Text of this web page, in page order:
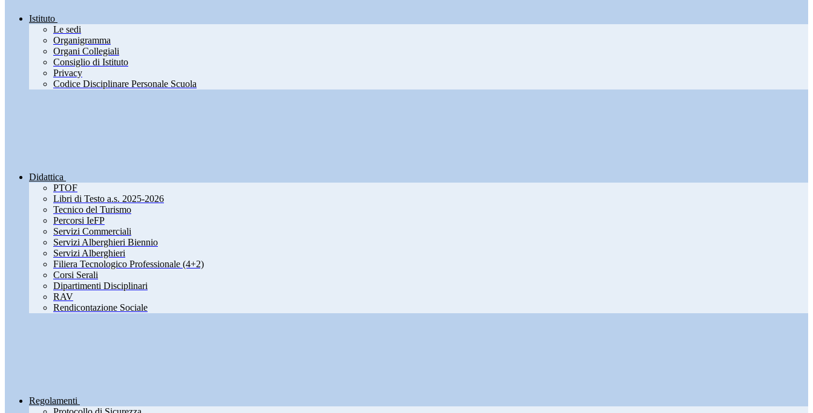
Istituto
Le sedi
Organigramma
Organi Collegiali
Consiglio di Istituto
Privacy
Codice Disciplinare Personale Scuola
Didattica
PTOF
Libri di Testo a.s. 2025-2026
Tecnico del Turismo
Percorsi IeFP
Servizi Commerciali
Servizi Alberghieri Biennio
Servizi Alberghieri
Filiera Tecnologico Professionale (4+2)
Corsi Serali
Dipartimenti Disciplinari
RAV
Rendicontazione Sociale
Regolamenti